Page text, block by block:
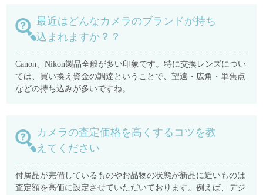
最近はどんなカメラのブランドが持ち
込まれますか？？
Canon、Nikon製品全般が多い印象です。特に交換レンズについ
ては、買い換え資金の調達ということで、望遠・広角・単焦点
などの持ち込みが多いですね。
カメラの査定価格を高くするコツを教
えてください
付属品が完備しているものやお品物の状態が新品に近いものは
査定額を高価に設定させていただいております。例えば、デジ